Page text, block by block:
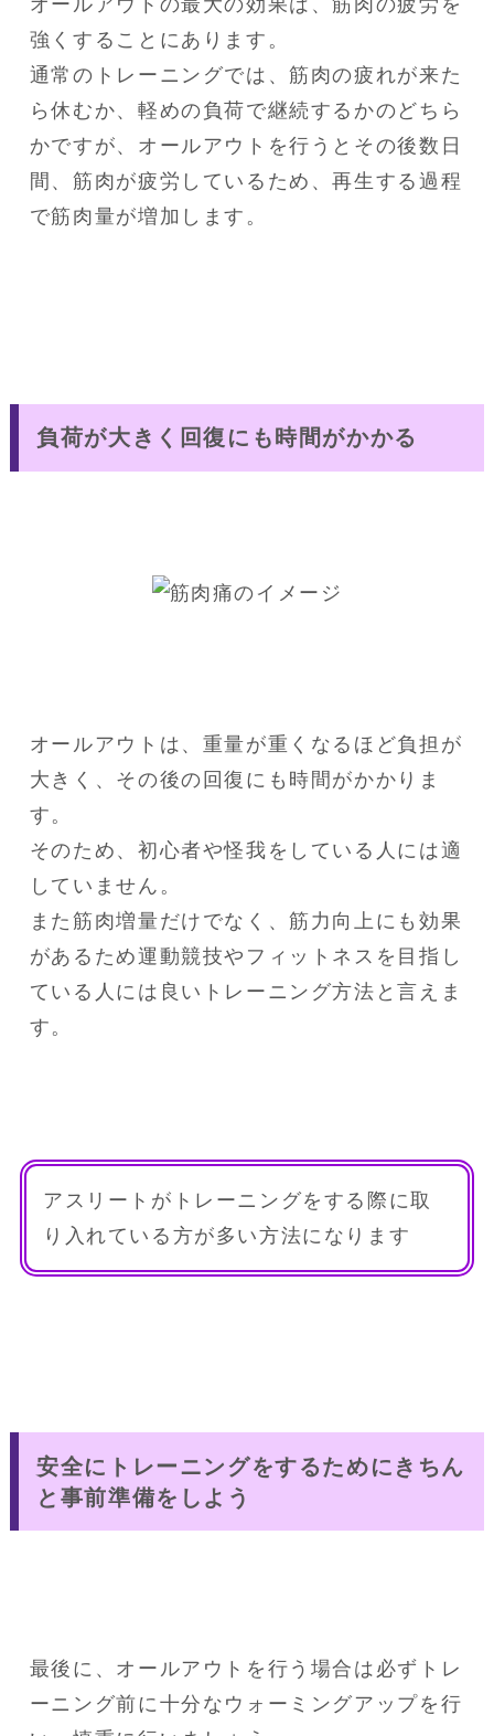
オールアウトの最大の効果は、筋肉の疲労を
強くすることにあります。
通常のトレーニングでは、筋肉の疲れが来た
ら休むか、軽めの負荷で継続するかのどちら
かですが、オールアウトを行うとその後数日
間、筋肉が疲労しているため、再生する過程
で筋肉量が増加します。
負荷が大きく回復にも時間がかかる
オールアウトは、重量が重くなるほど負担が
大きく、その後の回復にも時間がかかりま
す。
そのため、初心者や怪我をしている人には適
していません。
また筋肉増量だけでなく、筋力向上にも効果
があるため運動競技やフィットネスを目指し
ている人には良いトレーニング方法と言えま
す。
アスリートがトレーニングをする際に取
り入れている方が多い方法になります
安全にトレーニングをするためにきちん
と事前準備をしよう
最後に、オールアウトを行う場合は必ずトレ
ーニング前に十分なウォーミングアップを行